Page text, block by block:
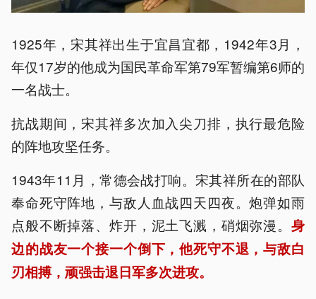
1925年，宋其祥出生于宜昌宜都，1942年3月，
年仅17岁的他成为国民革命军第79军暂编第6师的
一名战士。
抗战期间，宋其祥多次加入尖刀排，执行最危险
的阵地攻坚任务。
1943年11月，常德会战打响。宋其祥所在的部队
奉命死守阵地，与敌人血战四天四夜。炮弹如雨
点般不断掉落、炸开，泥土飞溅，硝烟弥漫。 身
边的战友一个接一个倒下，他死守不退，与敌白
刃相搏，顽强击退日军多次进攻。